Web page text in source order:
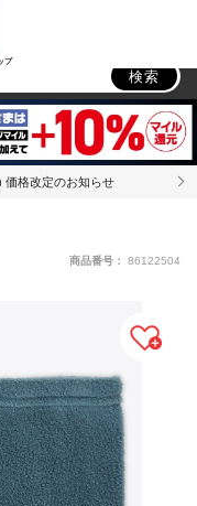
プ
検索
価格改定のお知らせ
商品番号： 86122504